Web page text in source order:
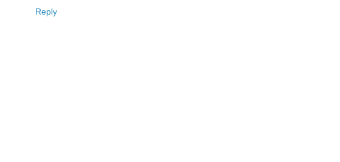
Reply